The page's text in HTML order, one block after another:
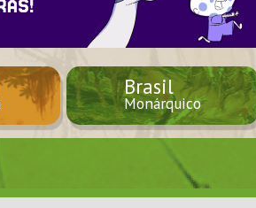
Brasil
Monárquico